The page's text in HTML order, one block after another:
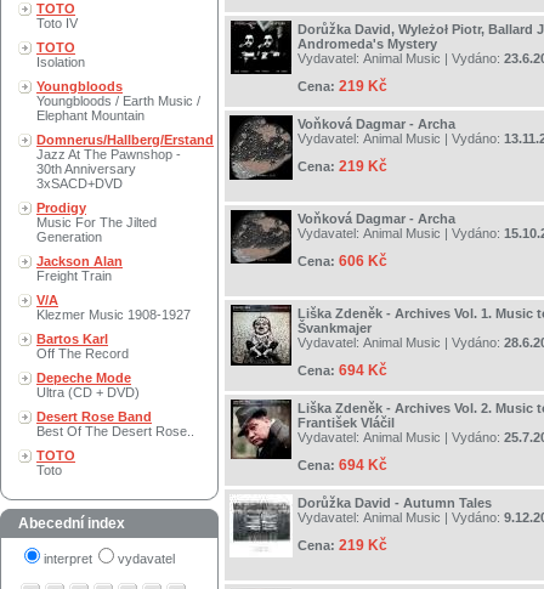
TOTO
Toto IV
TOTO
Isolation
Youngbloods
Youngbloods / Earth Music /
Elephant Mountain
Domnerus/Hallberg/Erstand
Jazz At The Pawnshop -
30th Anniversary
3xSACD+DVD
Prodigy
Music For The Jilted
Generation
Jackson Alan
Freight Train
V/A
Klezmer Music 1908-1927
Bartos Karl
Off The Record
Depeche Mode
Ultra (CD + DVD)
Desert Rose Band
Best Of The Desert Rose..
TOTO
Toto
Abecední index
interpret vydavatel
Dorůžka David, Wyleżoł Piotr, Ballard
Andromeda's Mystery
Vydavatel: Animal Music | Vydáno:
Cena: 219 Kč
Voňková Dagmar - Archa
Vydavatel: Animal Music | Vydáno:
Cena: 219 Kč
Voňková Dagmar - Archa
Vydavatel: Animal Music | Vydáno:
Cena: 606 Kč
Liška Zdeněk - Archives Vol. 1. Music
Švankmajer
Vydavatel: Animal Music | Vydáno:
Cena: 694 Kč
Liška Zdeněk - Archives Vol. 2. Music
František Vláčil
Vydavatel: Animal Music | Vydáno:
Cena: 694 Kč
Dorůžka David - Autumn Tales
Vydavatel: Animal Music | Vydáno:
Cena: 219 Kč